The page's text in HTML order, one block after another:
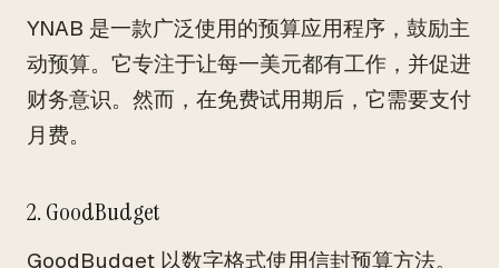
YNAB 是一款广泛使用的预算应用程序，鼓励主
动预算。它专注于让每一美元都有工作，并促进
财务意识。然而，在免费试用期后，它需要支付
月费。
2. GoodBudget
GoodBudget 以数字格式使用信封预算方法。